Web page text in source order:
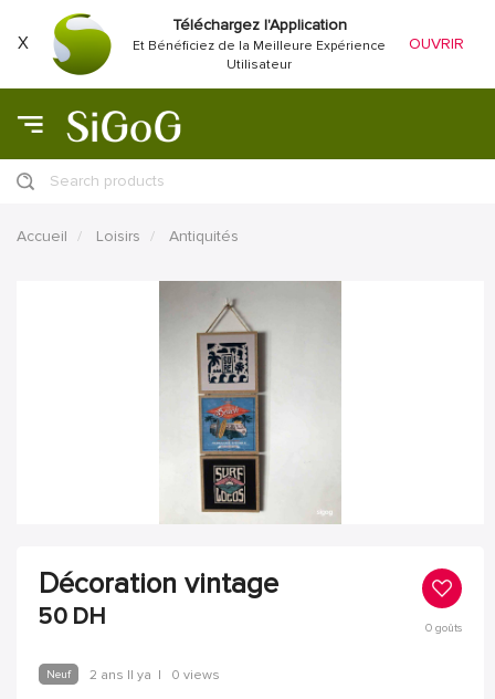
X
Téléchargez l'Application
Et Bénéficiez de la Meilleure Expérience
Utilisateur
OUVRIR
Search products
Accueil Loisirs Antiquités
Décoration vintage
50 DH 0goûts
Neuf 2 ans Il ya | 0 views